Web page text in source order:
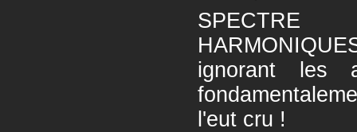
ignorant les
l'eut cru !